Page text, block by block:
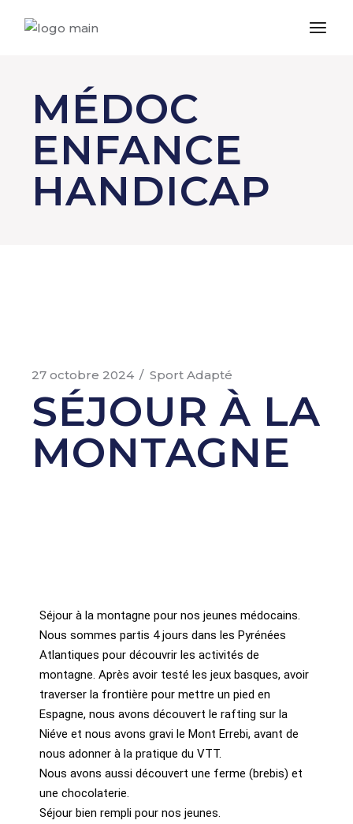
MÉDOC
ENFANCE
HANDICAP
27 octobre 2024 Sport Adapté
SÉJOUR À LA
MONTAGNE
Séjour à la montagne pour nos jeunes médocains.
Nous sommes partis 4 jours dans les Pyrénées
Atlantiques pour découvrir les activités de
montagne. Après avoir testé les jeux basques, avoir
traverser la frontière pour mettre un pied en
Espagne, nous avons découvert le rafting sur la
Niéve et nous avons gravi le Mont Errebi, avant de
nous adonner à la pratique du VTT.
Nous avons aussi découvert une ferme (brebis) et
une chocolaterie.
Séjour bien rempli pour nos jeunes.